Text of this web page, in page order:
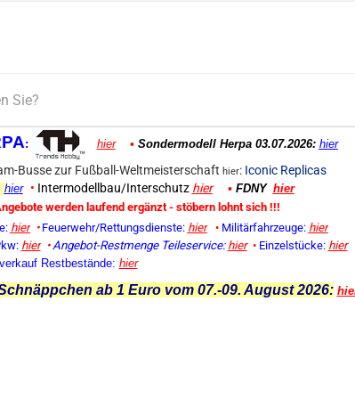
: hier • Sondermodell Herpa 03.07.2026: hier
Busse zur Fußball-Weltmeisterschaft hier: Iconic Replicas
hier • Intermodellbau/Interschutz hier • FDNY hier
werden laufend ergänzt - stöbern lohnt sich !!!
hier • Feuerwehr/Rettungsdienste: hier • Militärfahrzeuge: hier
hier • Angebot-Restmenge Teileservice: hier • Einzelstücke: hier
Restbestände: hier
ab 1 Euro vom 07.-09. August 2026: